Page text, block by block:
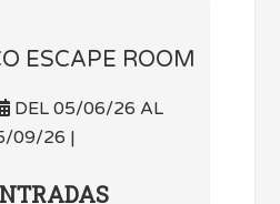
ESCAPE ROOM
DEL 05/06/26 AL
09/26 |